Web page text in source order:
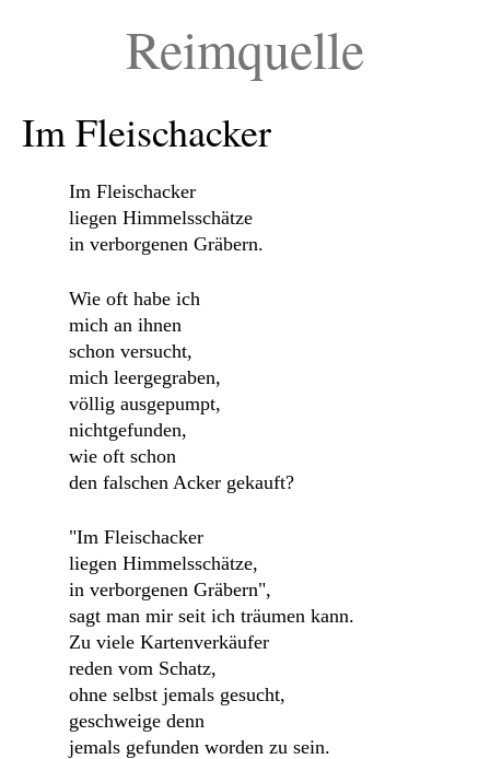
Reimquelle
Im Fleischacker
Im Fleischacker
liegen Himmelsschätze
in verborgenen Gräbern.
Wie oft habe ich
mich an ihnen
schon versucht,
mich leergegraben,
völlig ausgepumpt,
nichtgefunden,
wie oft schon
den falschen Acker gekauft?
"Im Fleischacker
liegen Himmelsschätze,
in verborgenen Gräbern",
sagt man mir seit ich träumen kann.
Zu viele Kartenverkäufer
reden vom Schatz,
ohne selbst jemals gesucht,
geschweige denn
jemals gefunden worden zu sein.